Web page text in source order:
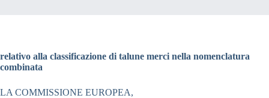
relativo alla classificazione di talune merci nella nomenclatura
combinata
LA COMMISSIONE EUROPEA,